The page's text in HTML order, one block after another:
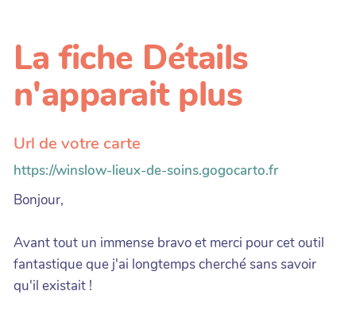
La fiche Détails
n'apparait plus
Url de votre carte
https://winslow-lieux-de-soins.gogocarto.fr
Bonjour,
Avant tout un immense bravo et merci pour cet outil
fantastique que j'ai longtemps cherché sans savoir
qu'il existait !